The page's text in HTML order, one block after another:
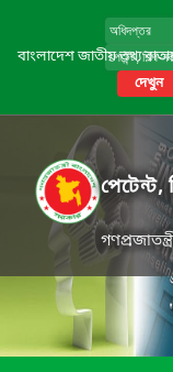
বাংলাদেশ জাতীয় তথ্য
দেখুন
পেটেন্ট,